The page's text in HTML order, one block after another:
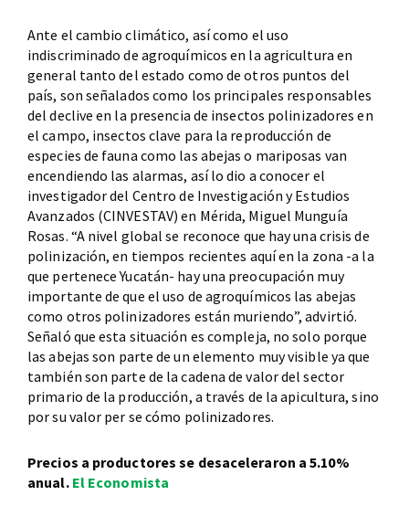
Ante el cambio climático, así como el uso
indiscriminado de agroquímicos en la agricultura en
general tanto del estado como de otros puntos del
país, son señalados como los principales responsables
del declive en la presencia de insectos polinizadores en
el campo, insectos clave para la reproducción de
especies de fauna como las abejas o mariposas van
encendiendo las alarmas, así lo dio a conocer el
investigador del Centro de Investigación y Estudios
Avanzados (CINVESTAV) en Mérida, Miguel Munguía
Rosas. “A nivel global se reconoce que hay una crisis de
polinización, en tiempos recientes aquí en la zona -a la
que pertenece Yucatán- hay una preocupación muy
importante de que el uso de agroquímicos las abejas
como otros polinizadores están muriendo”, advirtió.
Señaló que esta situación es compleja, no solo porque
las abejas son parte de un elemento muy visible ya que
también son parte de la cadena de valor del sector
primario de la producción, a través de la apicultura, sino
por su valor per se cómo polinizadores.
Precios a productores se desaceleraron a 5.10%
anual. El Economista